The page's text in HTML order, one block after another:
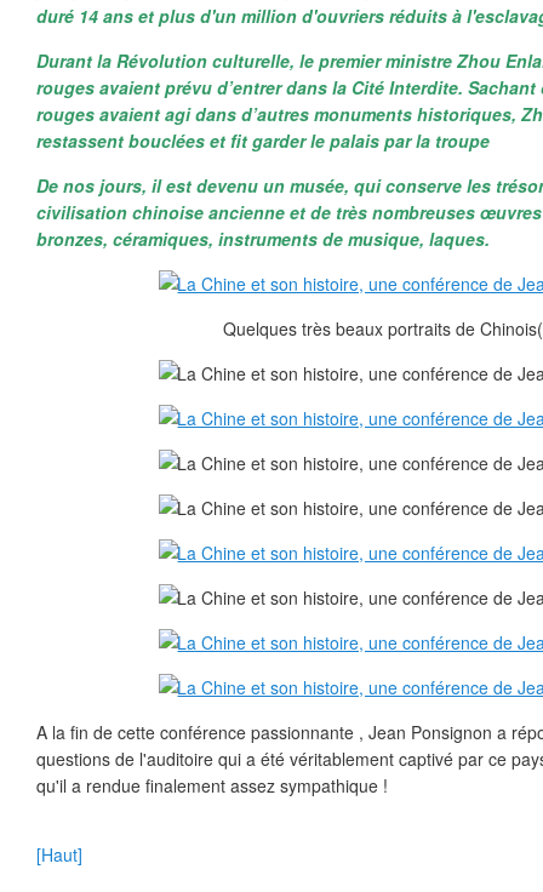
duré 14 ans et plus d'un million d'ouvriers réduits à
Durant la Révolution culturelle, le premier ministre Zhou
rouges avaient prévu d’entrer dans la Cité Interdite.
rouges avaient agi dans d’autres monuments historiques,
restassent bouclées et fit garder le palais par la troupe
De nos jours, il est devenu un musée, qui conserve les
civilisation chinoise ancienne et de très nombreuses
bronzes, céramiques, instruments de musique, laques.
Quelques très beaux portraits de
A la fin de cette conférence passionnante , Jean Ponsignon a
questions de l'auditoire qui a été véritablement captivé par ce
qu'il a rendue finalement assez sympathique !
[Haut]